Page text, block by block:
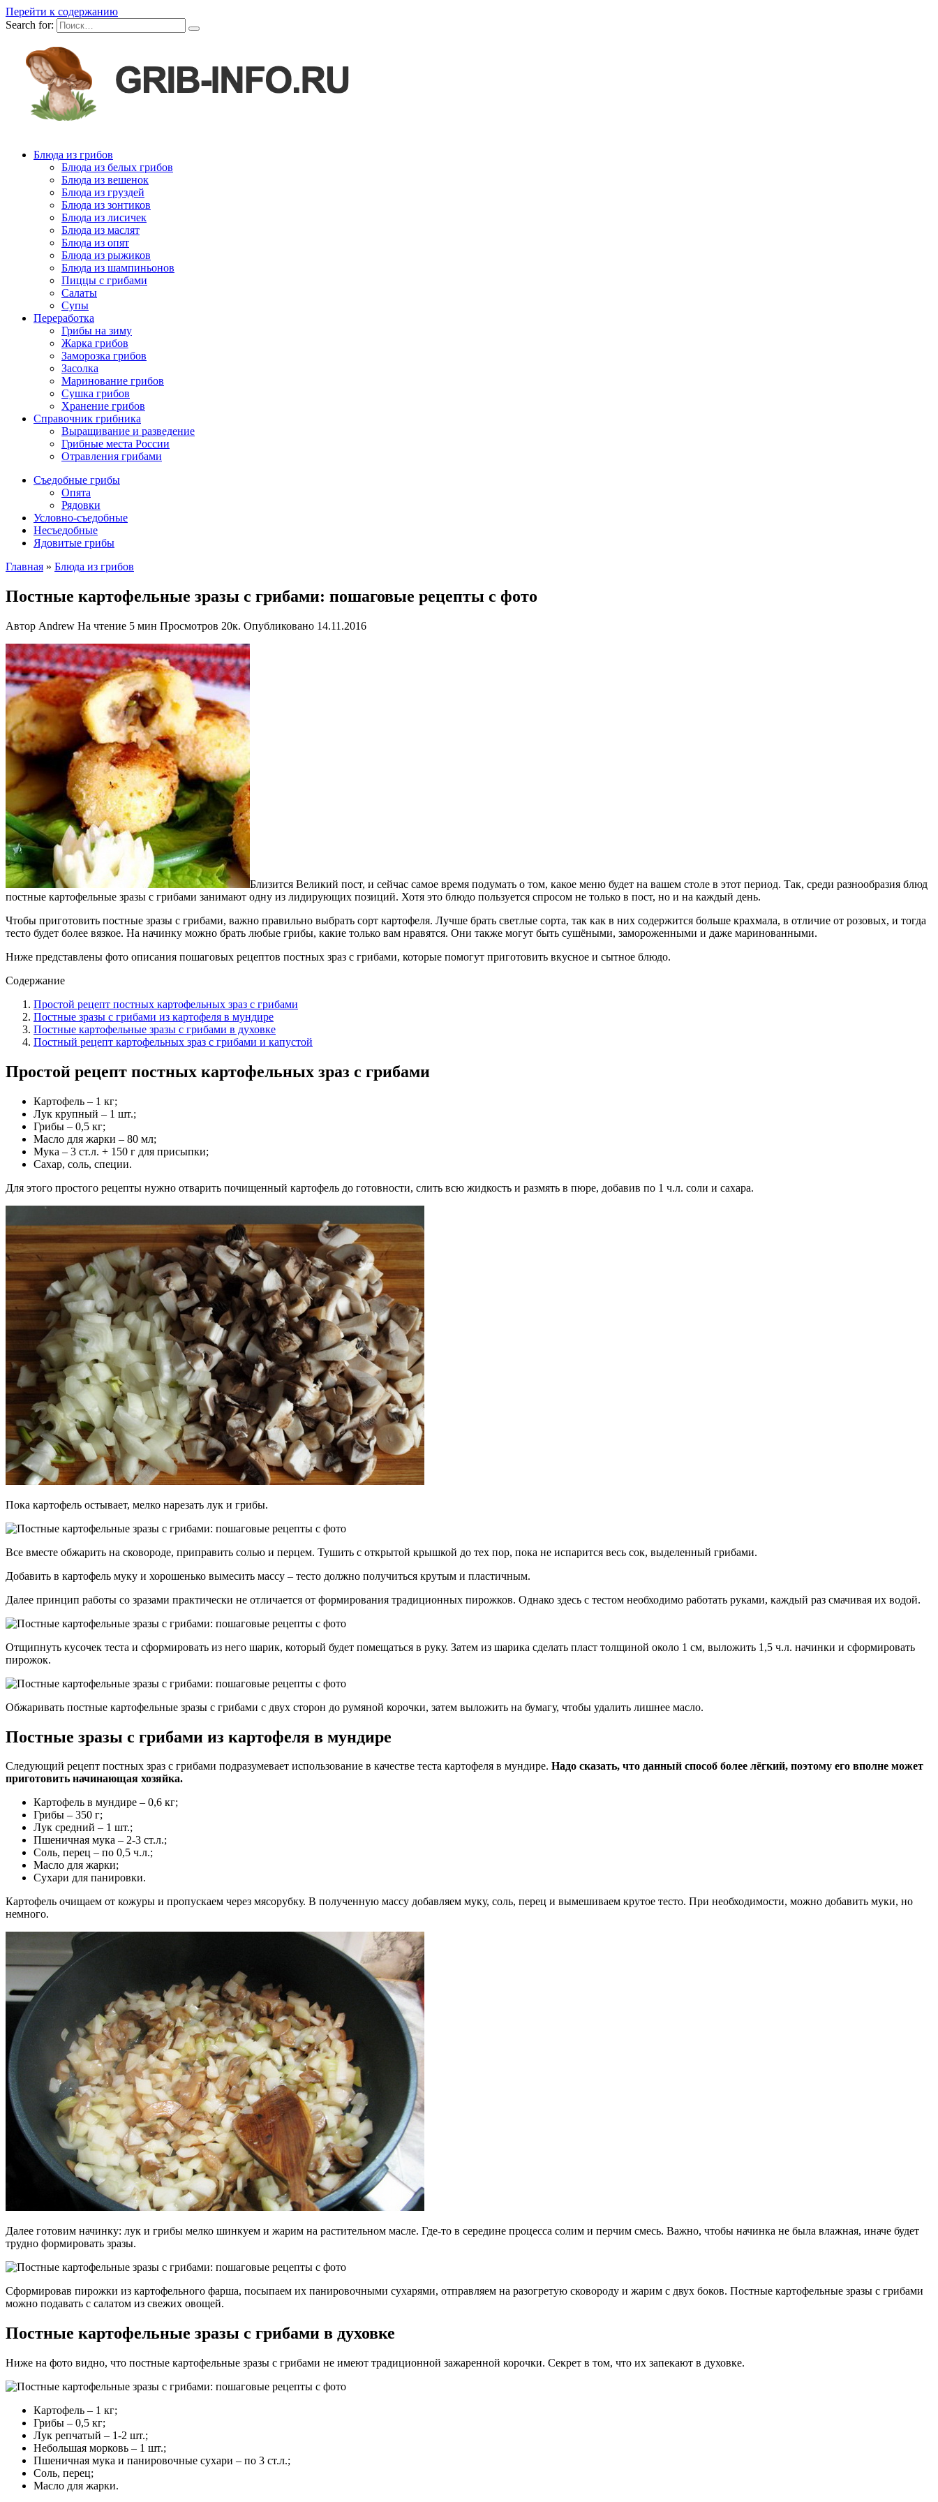
Перейти к содержанию
Search for:
Блюда из грибов
Блюда из белых грибов
Блюда из вешенок
Блюда из груздей
Блюда из зонтиков
Блюда из лисичек
Блюда из маслят
Блюда из опят
Блюда из рыжиков
Блюда из шампиньонов
Пиццы с грибами
Салаты
Супы
Переработка
Грибы на зиму
Жарка грибов
Заморозка грибов
Засолка
Маринование грибов
Сушка грибов
Хранение грибов
Справочник грибника
Выращивание и разведение
Грибные места России
Отравления грибами
Съедобные грибы
Опята
Рядовки
Условно-съедобные
Несъедобные
Ядовитые грибы
Главная » Блюда из грибов
Постные картофельные зразы с грибами: пошаговые рецепты с фото
Автор Andrew На чтение 5 мин Просмотров 20к. Опубликовано 14.11.2016
Близится Великий пост, и сейчас самое время подумать о том, какое меню будет на вашем столе в этот период. Так, среди разнообразия блюд
постные картофельные зразы с грибами занимают одну из лидирующих позиций. Хотя это блюдо пользуется спросом не только в пост, но и на каждый день.
Чтобы приготовить постные зразы с грибами, важно правильно выбрать сорт картофеля. Лучше брать светлые сорта, так как в них содержится больше крахмала, в отличие от розовых, и тогда
тесто будет более вязкое. На начинку можно брать любые грибы, какие только вам нравятся. Они также могут быть сушёными, замороженными и даже маринованными.
Ниже представлены фото описания пошаговых рецептов постных зраз с грибами, которые помогут приготовить вкусное и сытное блюдо.
Содержание
Простой рецепт постных картофельных зраз с грибами
Постные зразы с грибами из картофеля в мундире
Постные картофельные зразы с грибами в духовке
Постный рецепт картофельных зраз с грибами и капустой
Простой рецепт постных картофельных зраз с грибами
Картофель – 1 кг;
Лук крупный – 1 шт.;
Грибы – 0,5 кг;
Масло для жарки – 80 мл;
Мука – 3 ст.л. + 150 г для присыпки;
Сахар, соль, специи.
Для этого простого рецепты нужно отварить почищенный картофель до готовности, слить всю жидкость и размять в пюре, добавив по 1 ч.л. соли и сахара.
Пока картофель остывает, мелко нарезать лук и грибы.
Все вместе обжарить на сковороде, приправить солью и перцем. Тушить с открытой крышкой до тех пор, пока не испарится весь сок, выделенный грибами.
Добавить в картофель муку и хорошенько вымесить массу – тесто должно получиться крутым и пластичным.
Далее принцип работы со зразами практически не отличается от формирования традиционных пирожков. Однако здесь с тестом необходимо работать руками, каждый раз смачивая их водой.
Отщипнуть кусочек теста и сформировать из него шарик, который будет помещаться в руку. Затем из шарика сделать пласт толщиной около 1 см, выложить 1,5 ч.л. начинки и сформировать
пирожок.
Обжаривать постные картофельные зразы с грибами с двух сторон до румяной корочки, затем выложить на бумагу, чтобы удалить лишнее масло.
Постные зразы с грибами из картофеля в мундире
Следующий рецепт постных зраз с грибами подразумевает использование в качестве теста картофеля в мундире. Надо сказать, что данный способ более лёгкий, поэтому его вполне может
приготовить начинающая хозяйка.
Картофель в мундире – 0,6 кг;
Грибы – 350 г;
Лук средний – 1 шт.;
Пшеничная мука – 2-3 ст.л.;
Соль, перец – по 0,5 ч.л.;
Масло для жарки;
Сухари для панировки.
Картофель очищаем от кожуры и пропускаем через мясорубку. В полученную массу добавляем муку, соль, перец и вымешиваем крутое тесто. При необходимости, можно добавить муки, но
немного.
Далее готовим начинку: лук и грибы мелко шинкуем и жарим на растительном масле. Где-то в середине процесса солим и перчим смесь. Важно, чтобы начинка не была влажная, иначе будет
трудно формировать зразы.
Сформировав пирожки из картофельного фарша, посыпаем их панировочными сухарями, отправляем на разогретую сковороду и жарим с двух боков. Постные картофельные зразы с грибами
можно подавать с салатом из свежих овощей.
Постные картофельные зразы с грибами в духовке
Ниже на фото видно, что постные картофельные зразы с грибами не имеют традиционной зажаренной корочки. Секрет в том, что их запекают в духовке.
Картофель – 1 кг;
Грибы – 0,5 кг;
Лук репчатый – 1-2 шт.;
Небольшая морковь – 1 шт.;
Пшеничная мука и панировочные сухари – по 3 ст.л.;
Соль, перец;
Масло для жарки.